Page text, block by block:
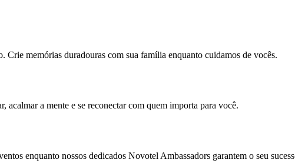
memórias duradouras com sua família enquanto cuidamos de vocês.
acalmar a mente e se reconectar com quem importa para você.
enquanto nossos dedicados Novotel Ambassadors garantem o seu